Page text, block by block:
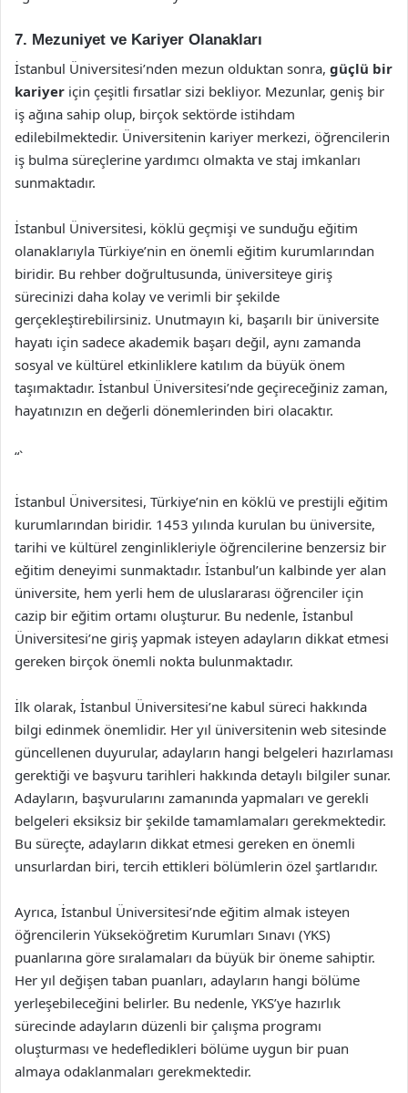
7. Mezuniyet ve Kariyer Olanakları
İstanbul Üniversitesi’nden mezun olduktan sonra, güçlü bir
kariyer için çeşitli fırsatlar sizi bekliyor. Mezunlar, geniş bir
iş ağına sahip olup, birçok sektörde istihdam
edilebilmektedir. Üniversitenin kariyer merkezi, öğrencilerin
iş bulma süreçlerine yardımcı olmakta ve staj imkanları
sunmaktadır.
İstanbul Üniversitesi, köklü geçmişi ve sunduğu eğitim
olanaklarıyla Türkiye’nin en önemli eğitim kurumlarından
biridir. Bu rehber doğrultusunda, üniversiteye giriş
sürecinizi daha kolay ve verimli bir şekilde
gerçekleştirebilirsiniz. Unutmayın ki, başarılı bir üniversite
hayatı için sadece akademik başarı değil, aynı zamanda
sosyal ve kültürel etkinliklere katılım da büyük önem
taşımaktadır. İstanbul Üniversitesi’nde geçireceğiniz zaman,
hayatınızın en değerli dönemlerinden biri olacaktır.
“`
İstanbul Üniversitesi, Türkiye’nin en köklü ve prestijli eğitim
kurumlarından biridir. 1453 yılında kurulan bu üniversite,
tarihi ve kültürel zenginlikleriyle öğrencilerine benzersiz bir
eğitim deneyimi sunmaktadır. İstanbul’un kalbinde yer alan
üniversite, hem yerli hem de uluslararası öğrenciler için
cazip bir eğitim ortamı oluşturur. Bu nedenle, İstanbul
Üniversitesi’ne giriş yapmak isteyen adayların dikkat etmesi
gereken birçok önemli nokta bulunmaktadır.
İlk olarak, İstanbul Üniversitesi’ne kabul süreci hakkında
bilgi edinmek önemlidir. Her yıl üniversitenin web sitesinde
güncellenen duyurular, adayların hangi belgeleri hazırlaması
gerektiği ve başvuru tarihleri hakkında detaylı bilgiler sunar.
Adayların, başvurularını zamanında yapmaları ve gerekli
belgeleri eksiksiz bir şekilde tamamlamaları gerekmektedir.
Bu süreçte, adayların dikkat etmesi gereken en önemli
unsurlardan biri, tercih ettikleri bölümlerin özel şartlarıdır.
Ayrıca, İstanbul Üniversitesi’nde eğitim almak isteyen
öğrencilerin Yükseköğretim Kurumları Sınavı (YKS)
puanlarına göre sıralamaları da büyük bir öneme sahiptir.
Her yıl değişen taban puanları, adayların hangi bölüme
yerleşebileceğini belirler. Bu nedenle, YKS’ye hazırlık
sürecinde adayların düzenli bir çalışma programı
oluşturması ve hedefledikleri bölüme uygun bir puan
almaya odaklanmaları gerekmektedir.